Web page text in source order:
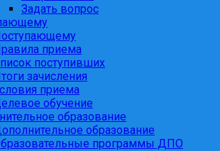
Задать вопрос
приема
поступивших
зачисления
приема
обучение
образование
образование
программы ДПО